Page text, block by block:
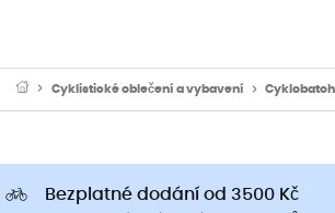
Cyklistické oblečení a vybavení
Bezplatné dodání od 3500 Kč